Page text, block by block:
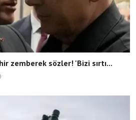
zemberek sözler! 'Bizi sırtı...